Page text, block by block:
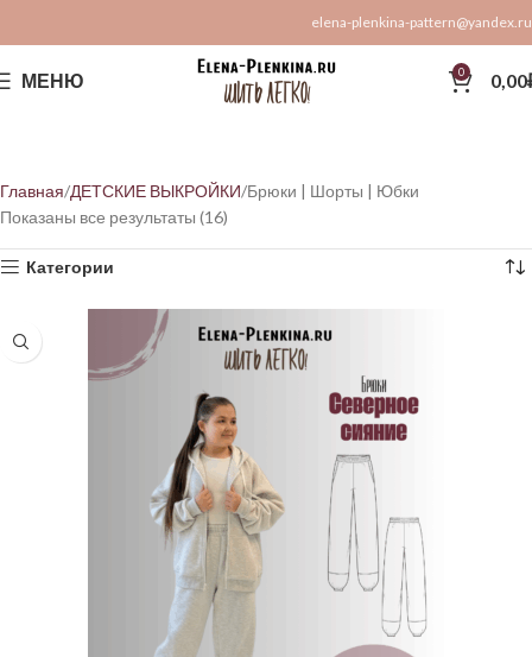
elena-plenkina-pattern@yandex.ru
МЕНЮ 0 0,00
Главная ДЕТСКИЕ ВЫКРОЙКИ Брюки | Шорты | Юбки
Показаны все результаты (16)
Категории